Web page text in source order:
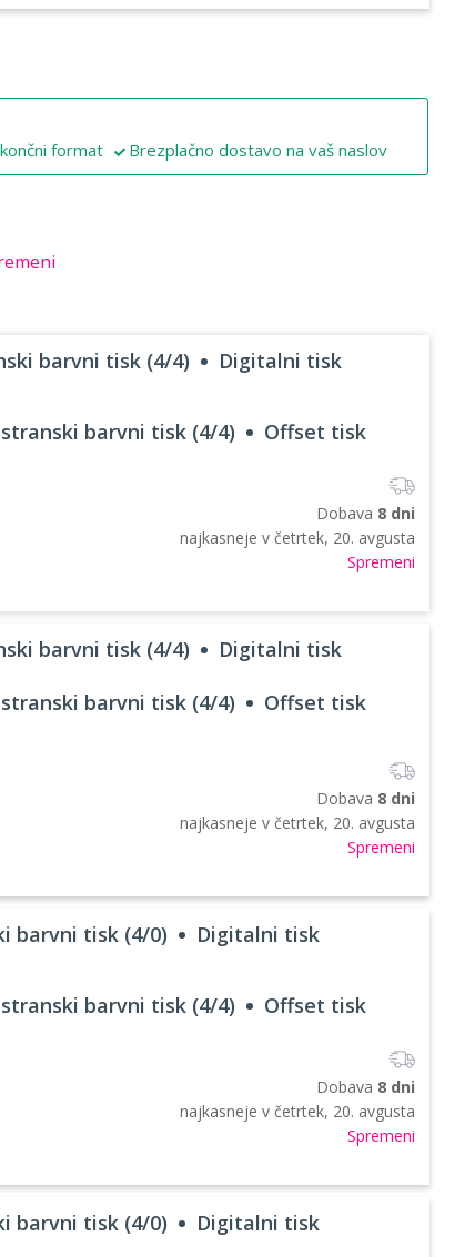
format Brezplačno dostavo na vaš naslov
barvni tisk (4/4) Digitalni tisk
barvni tisk (4/4) Offset tisk
Dobava 8 dni
najkasneje v četrtek, 20. avgusta
Spremeni
barvni tisk (4/4) Digitalni tisk
barvni tisk (4/4) Offset tisk
Dobava 8 dni
najkasneje v četrtek, 20. avgusta
Spremeni
barvni tisk (4/0) Digitalni tisk
barvni tisk (4/4) Offset tisk
Dobava 8 dni
najkasneje v četrtek, 20. avgusta
Spremeni
barvni tisk (4/0) Digitalni tisk